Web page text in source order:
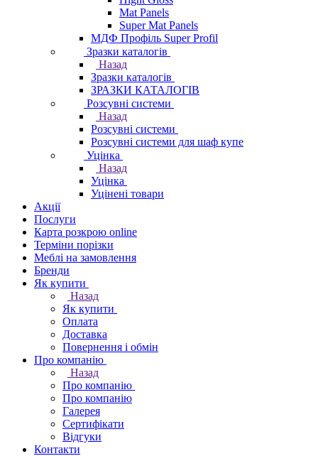
Mat Panels
Super Mat Panels
МДФ Профіль Super Profil
Зразки каталогів
Назад
Зразки каталогів
ЗРАЗКИ КАТАЛОГІВ
Розсувні системи
Назад
Розсувні системи
Розсувні системи для шаф купе
Уцінка
Назад
Уцінка
Уцінені товари
Акції
Послуги
Карта розкрою online
Терміни порізки
Меблі на замовлення
Бренди
Як купити
Назад
Як купити
Оплата
Доставка
Повернення і обмін
Про компанію
Назад
Про компанію
Про компанію
Галерея
Сертифікати
Відгуки
Контакти